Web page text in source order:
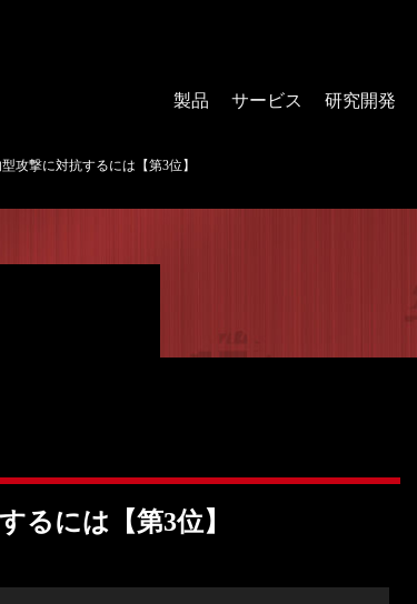
製品 サービス 研究開発
攻撃に対抗するには【第3位】
るには【第3位】